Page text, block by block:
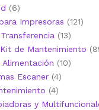
66
productos
Impresoras 121121
1313
de Mantenimiento
Alimentación 1010
Escaner 44
44
productos
y